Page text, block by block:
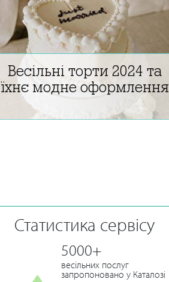
Весільні торти 2024 та
їхнє модне оформлення
Статистика сервісу
5000+
весільних послуг
запропоновано у Каталозі